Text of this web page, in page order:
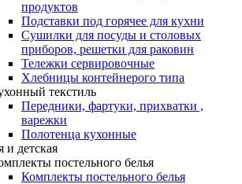
продуктов
Подставки под горячее для кухни
Сушилки для посуды и столовых
приборов, решетки для раковин
Тележки сервировочные
Хлебницы контейнерого типа
текстиль
Передники, фартуки, прихватки ,
варежки
Полотенца кухонные
и детская
постельного белья
Комплекты постельного белья